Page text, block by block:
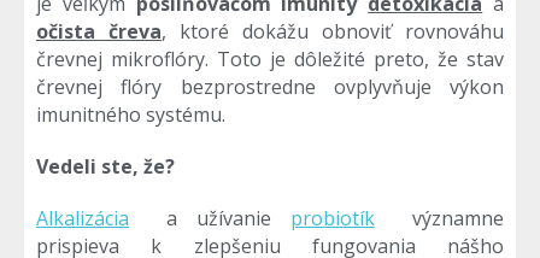
očista čreva, ktoré dokážu obnoviť rovnováhu
črevnej mikroflóry. Toto je dôležité preto, že stav
črevnej flóry bezprostredne ovplyvňuje výkon
imunitného systému.
Vedeli ste, že?
Alkalizácia a užívanie probiotíkvýznamne
prispieva k zlepšeniu fungovania nášho